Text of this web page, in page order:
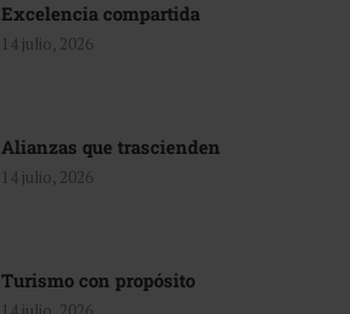
Excelencia compartida
14 julio, 2026
Alianzas que trascienden
14 julio, 2026
Turismo con propósito